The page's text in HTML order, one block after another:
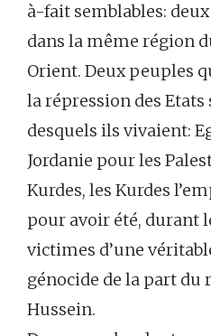
à-fait semblables:
dans la même région
Orient. Deux peuples
la répression des
desquels ils vivaient:
Jordanie pour les
Kurdes, les Kurdes
pour avoir été, durant
victimes d’une
génocide de la part du
Hussein.